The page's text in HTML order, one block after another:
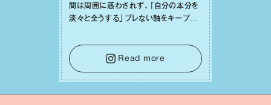
間は周囲に惑わされず、「⾃分の本分を
淡々と全うする」ブレない軸をキープし
⾔葉に流されないよう、⼼にしっかりブ
レーキをかけること。この意識の切り替
えが、あなたに確かな安⼼感をもたらす
はずです。
Read more